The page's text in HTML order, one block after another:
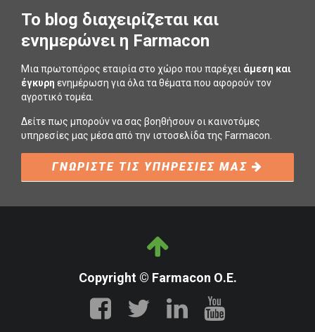
To blog διαχειρίζεται και
ενημερώνει η Farmacon
Μια πρωτοπόρος εταιρία στο χώρο που παρέχει άμεση και
έγκυρη ενημέρωση για όλα τα θέματα που αφορούν τον
αγροτικό τομέα.
Δείτε πως μπορούν να σας βοηθήσουν οι καινοτόμες
υπηρεσίες μας μέσα από την ιστοσελίδα της Farmacon.
ΓΝΩΡΙΣΤΕ ΤΙΣ ΥΠΗΡΕΣΙΕΣ ΜΑΣ
Copyright © Farmacon Ο.Ε.